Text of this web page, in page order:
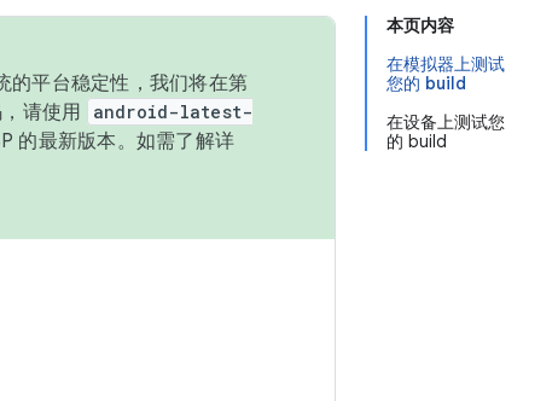
本页内容
在模拟器上测试
您的 build
在设备上测试您
的 build
的平台稳定性，我们将在第
请使用
android-latest-
的最新版本。如需了解详